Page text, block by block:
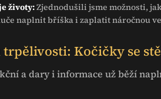
životy:Zjednodušili jsme možnosti,
naplnit bříška i zaplatit náročnou
trpělivosti: Kočičky se
a dary i informace už běží